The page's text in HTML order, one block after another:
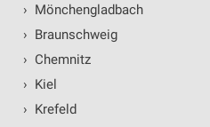
› Mönchengladbach
› Braunschweig
› Chemnitz
› Kiel
› Krefeld